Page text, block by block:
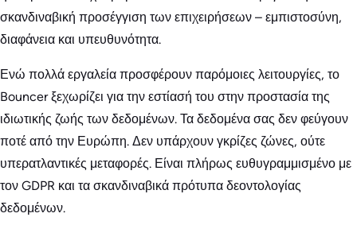
σκανδιναβική προσέγγιση των επιχειρήσεων – εμπιστοσύνη,
διαφάνεια και υπευθυνότητα.
Ενώ πολλά εργαλεία προσφέρουν παρόμοιες λειτουργίες, το
Bouncer ξεχωρίζει για την εστίασή του στην προστασία της
ιδιωτικής ζωής των δεδομένων. Τα δεδομένα σας δεν φεύγουν
ποτέ από την Ευρώπη. Δεν υπάρχουν γκρίζες ζώνες, ούτε
υπερατλαντικές μεταφορές. Είναι πλήρως ευθυγραμμισμένο με
τον GDPR και τα σκανδιναβικά πρότυπα δεοντολογίας
δεδομένων.